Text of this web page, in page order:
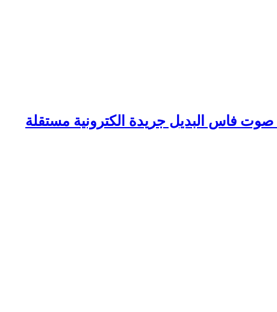
صوت فاس البديل جريدة الكترونية مستقلة